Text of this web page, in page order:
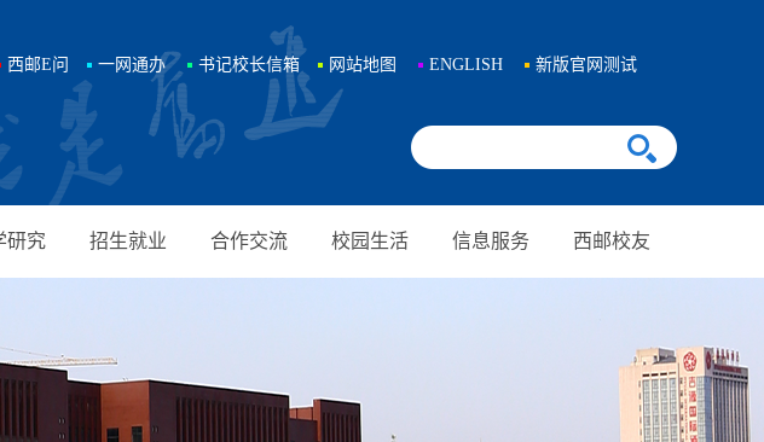
西邮E问 一网通办 书记校长信箱 网站地图 ENGLISH 新版官网测试
研究 招生就业 合作交流 校园生活 信息服务 西邮校友